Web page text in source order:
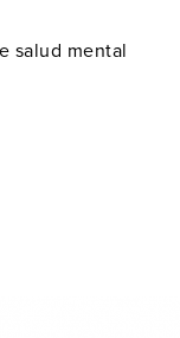
salud mental